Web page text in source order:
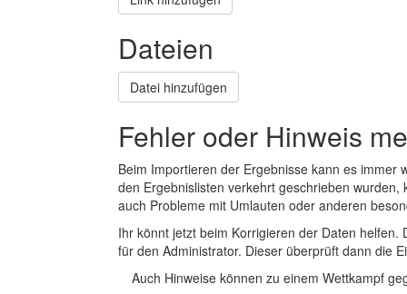
Dateien
Datei hinzufügen
Fehler oder Hinweis
Beim Importieren der Ergebnisse kann es
den Ergebnislisten verkehrt geschrieben
auch Probleme mit Umlauten oder anderen
Ihr könnt jetzt beim Korrigieren der Daten
für den Administrator. Dieser überprüft dann die
Auch Hinweise können zu einem Wettkampf